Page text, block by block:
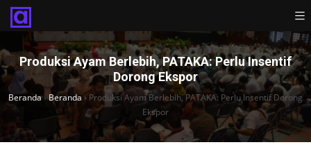
Produksi Ayam Berlebih, PATAKA: Perlu Insentif
Dorong Ekspor
Beranda›Beranda› Produksi Ayam Berlebih, PATAKA: Perlu Insentif Dorong
Ekspor